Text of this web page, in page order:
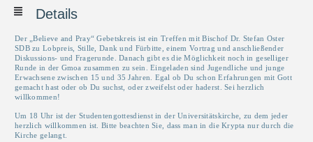
Details
Der „Believe and Pray“ Gebetskreis ist ein Treffen mit Bischof Dr. Stefan Oster
SDB zu Lobpreis, Stille, Dank und Fürbitte, einem Vortrag und anschließender
Diskussions- und Fragerunde. Danach gibt es die Möglichkeit noch in geselliger
Runde in der Gmoa zusammen zu sein. Eingeladen sind Jugendliche und junge
Erwachsene zwischen 15 und 35 Jahren. Egal ob Du schon Erfahrungen mit Gott
gemacht hast oder ob Du suchst, oder zweifelst oder haderst. Sei herzlich
willkommen!
Um 18 Uhr ist der Studentengottesdienst in der Universitätskirche, zu dem jeder
herzlich willkommen ist. Bitte beachten Sie, dass man in die Krypta nur durch die
Kirche gelangt.